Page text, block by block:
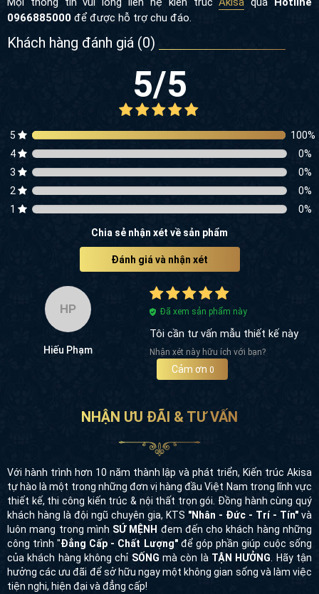
0966885000 để được hỗ trợ chu đáo.
Khách hàng đánh giá (0)
5/5
5 100%
4
0%
3
0%
2
0%
1
0%
Chia sẻ nhận xét về sản phẩm
Đánh giá và nhận xét
HP
Hiếu Phạm
Đã xem sản phẩm này
Tôi cần tư vấn mẫu thiết kế này
Nhận xét này hữu ích với bạn?
Cảm ơn 0
NHẬN ƯU ĐÃI & TƯ VẤN
Với hành trình hơn 10 năm thành lập và phát triển, Kiến trúc Akisa
tự hào là một trong những đơn vị hàng đầu Việt Nam trong lĩnh vực
thiết kế, thi công kiến trúc & nội thất trọn gói. Đồng hành cùng quý
khách hàng là đội ngũ chuyên gia, KTS "Nhân - Đức - Trí - Tín" và
luôn mang trong mình SỨ MỆNH đem đến cho khách hàng những
công trình "Đẳng Cấp - Chất Lượng"để góp phần giúp cuộc sống
của khách hàng không chỉ SỐNG mà còn là TẬN HƯỞNG . Hãy tận
hưởng các ưu đãi để sở hữu ngay một không gian sống và làm việc
tiện nghi, hiện đại và đẳng cấp!